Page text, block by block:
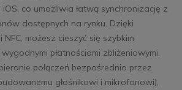
co umożliwia łatwą synchronizację z
dostępnych na rynku. Dzięki
możesz cieszyć się szybkim
płatnościami zbliżeniowymi.
połączeń bezpośrednio przez
głośnikowi i mikrofonowi),